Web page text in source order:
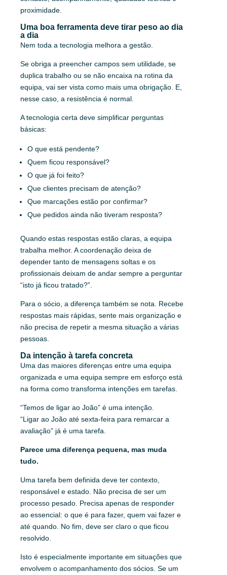
proximidade.
Uma boa ferramenta deve tirar peso ao dia
a dia
Nem toda a tecnologia melhora a gestão.
Se obriga a preencher campos sem utilidade, se
duplica trabalho ou se não encaixa na rotina da
equipa, vai ser vista como mais uma obrigação. E,
nesse caso, a resistência é normal.
A tecnologia certa deve simplificar perguntas
básicas:
O que está pendente?
Quem ficou responsável?
O que já foi feito?
Que clientes precisam de atenção?
Que marcações estão por confirmar?
Que pedidos ainda não tiveram resposta?
Quando estas respostas estão claras, a equipa
trabalha melhor. A coordenação deixa de
depender tanto de mensagens soltas e os
profissionais deixam de andar sempre a perguntar
“isto já ficou tratado?”.
Para o sócio, a diferença também se nota. Recebe
respostas mais rápidas, sente mais organização e
não precisa de repetir a mesma situação a várias
pessoas.
Da intenção à tarefa concreta
Uma das maiores diferenças entre uma equipa
organizada e uma equipa sempre em esforço está
na forma como transforma intenções em tarefas.
“Temos de ligar ao João” é uma intenção.
“Ligar ao João até sexta-feira para remarcar a
avaliação” já é uma tarefa.
Parece uma diferença pequena, mas muda
tudo.
Uma tarefa bem definida deve ter contexto,
responsável e estado. Não precisa de ser um
processo pesado. Precisa apenas de responder
ao essencial: o que é para fazer, quem vai fazer e
até quando. No fim, deve ser claro o que ficou
resolvido.
Isto é especialmente importante em situações que
envolvem o acompanhamento dos sócios. Se um